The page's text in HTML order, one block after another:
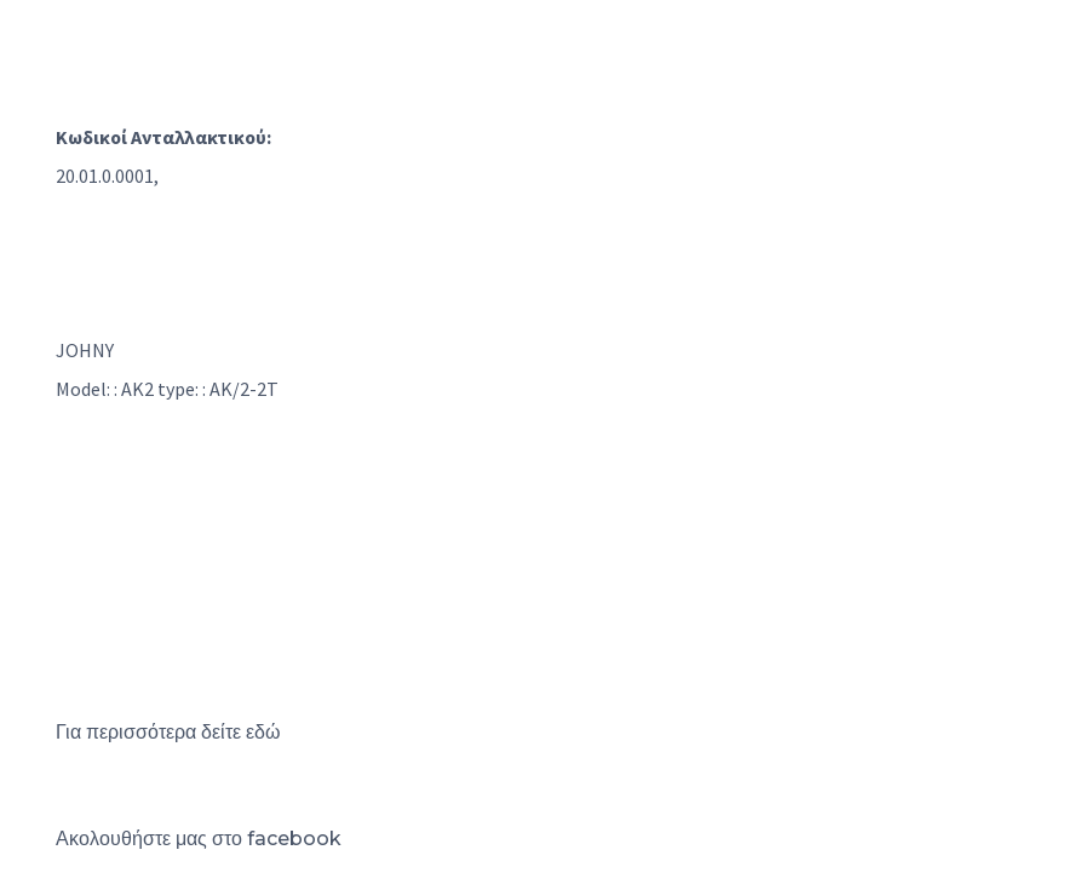
Κωδικοί Ανταλλακτικού:
20.01.0.0001,
JOHNY
Model: : AK2 type: : AK/2-2T
Για περισσότερα δείτε εδώ
Ακολουθήστε μας στο facebook